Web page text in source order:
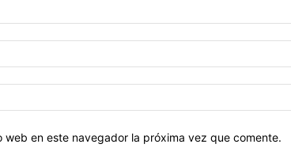
en este navegador la próxima vez que comente.